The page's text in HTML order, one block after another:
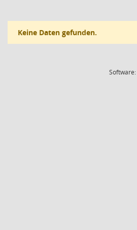
Keine Daten gefunden.
Software: